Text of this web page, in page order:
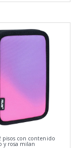
pisos con contenido
y rosa milan